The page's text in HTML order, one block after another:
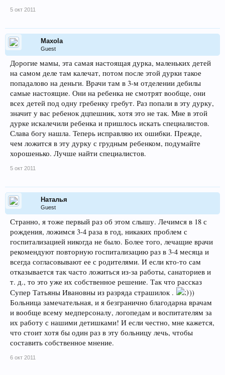
5 окт 2011
Maxola
Guest
Дорогие мамы, эта самая настоящая дурка, маленьких детей
на самом деле там калечат, потом после этой дурки такое
попадалово на деньги. Врачи там в 3-м отделении дебилы
самые настоящие. Они на ребенка не смотрят вообще, они
всех детей под одну гребенку гребут. Раз попали в эту дурку,
значит у вас ребенок дцпешник, хотя это не так. Мне в этой
дурке искалечили ребенка и пришлось искать специалистов.
Слава богу нашла. Теперь исправляю их ошибки. Прежде,
чем ложится в эту дурку с грудным ребенком, подумайте
хорошенько. Лучше найти специалистов.
5 окт 2011
Наталья
Guest
Странно, я тоже первый раз об этом слышу. Лечимся в 18 с
рождения, ложимся 3-4 раза в год, никаких проблем с
госпитализацией никогда не было. Более того, лечащие врачи
рекомендуют повторную госпитализацию раз в 3-4 месяца и
всегда согласовывают ее с родителями. И если кто-то сам
отказывается так часто ложиться из-за работы, санаториев и
т. д., то это уже их собственное решение. Так что рассказ
Супер Татьяны Ивановны из разряда страшилок .
))
Больница замечательная, и я безгранично благодарна врачам
и вообще всему медперсоналу, логопедам и воспитателям за
их работу с нашими детишками! И если честно, мне кажется,
что стоит хотя бы один раз в эту больницу лечь, чтобы
составить собственное мнение.
6 окт 2011